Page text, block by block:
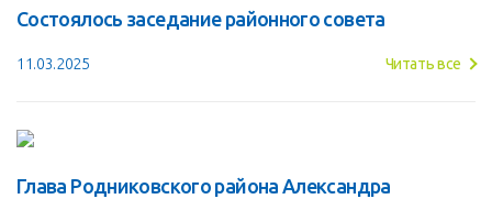
Состоялось заседание районного совета
11.03.2025 Читать все
Глава Родниковского района Александра